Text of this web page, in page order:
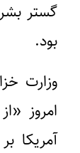
گستر
بود.
وزارت
امروز
آمریکا